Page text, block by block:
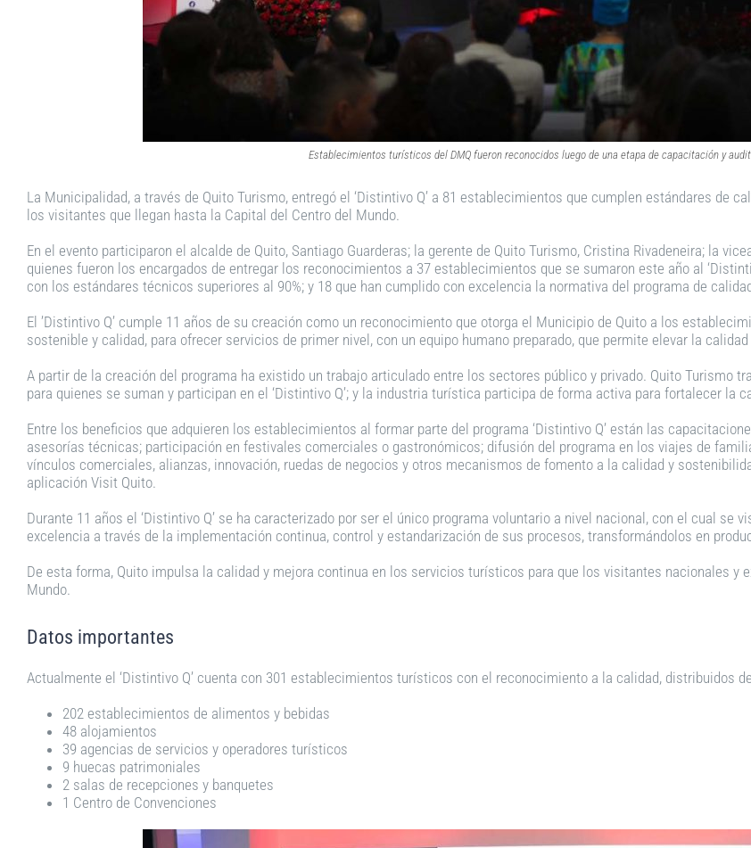
Establecimientos turísticos del DMQ fueron reconocidos luego de una etapa de capacitación y
La Municipalidad, a través de Quito Turismo, entregó el ‘Distintivo Q’ a 81 establecimientos que cumplen estándares de
los visitantes que llegan hasta la Capital del Centro del Mundo.
En el evento participaron el alcalde de Quito, Santiago Guarderas; la gerente de Quito Turismo, Cristina Rivadeneira; la
quienes fueron los encargados de entregar los reconocimientos a 37 establecimientos que se sumaron este año al
con los estándares técnicos superiores al 90%; y 18 que han cumplido con excelencia la normativa del programa de
El ’Distintivo Q’ cumple 11 años de su creación como un reconocimiento que otorga el Municipio de Quito a los
sostenible y calidad, para ofrecer servicios de primer nivel, con un equipo humano preparado, que permite elevar la
A partir de la creación del programa ha existido un trabajo articulado entre los sectores público y privado. Quito Turismo
para quienes se suman y participan en el ‘Distintivo Q’; y la industria turística participa de forma activa para fortalecer la
Entre los beneficios que adquieren los establecimientos al formar parte del programa ‘Distintivo Q’ están las
asesorías técnicas; participación en festivales comerciales o gastronómicos; difusión del programa en los viajes de
vínculos comerciales, alianzas, innovación, ruedas de negocios y otros mecanismos de fomento a la calidad y
aplicación Visit Quito.
Durante 11 años el ‘Distintivo Q’ se ha caracterizado por ser el único programa voluntario a nivel nacional, con el cual
excelencia a través de la implementación continua, control y estandarización de sus procesos, transformándolos en
De esta forma, Quito impulsa la calidad y mejora continua en los servicios turísticos para que los visitantes nacionales y
Mundo.
Datos importantes
Actualmente el ‘Distintivo Q’ cuenta con 301 establecimientos turísticos con el reconocimiento a la calidad, distribuidos
202 establecimientos de alimentos y bebidas
48 alojamientos
39 agencias de servicios y operadores turísticos
9 huecas patrimoniales
2 salas de recepciones y banquetes
1 Centro de Convenciones